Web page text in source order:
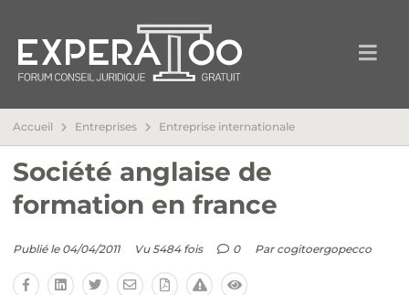
Accueil Entreprises Entreprise internationale
Société anglaise de
formation en france
Publié le 04/04/2011 Vu 5484 fois 0 Par cogitoergopecco